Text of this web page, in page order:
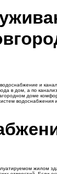
и
в дом, а по
доме
водоснабжения
жилом